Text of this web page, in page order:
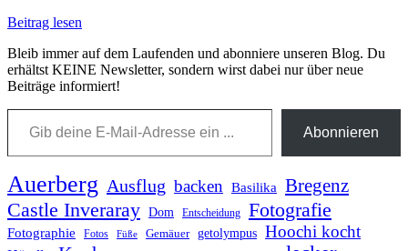
Beitrag lesen
–
Doppelt
hält
Bleib immer auf dem Laufenden und abonniere unseren Blog. Du
erhältst KEINE Newsletter, sondern wirst dabei nur über neue
Beiträge informiert!
Gib deine E-Mail-Adresse ein ...
Abonnieren
Auerberg Ausflug backen Basilika
Bregenz
Castle Inveraray Dom Entscheidung Fotografie
Fotographie Fotos Füße Gemäuer getolympus Hoochi kocht